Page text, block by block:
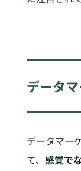
データ
データマー
て、 感覚で